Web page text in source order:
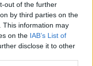
out of the further
by third parties on the
This information may
on the IAB’s List of
disclose it to other